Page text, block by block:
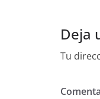
Deja
Tu